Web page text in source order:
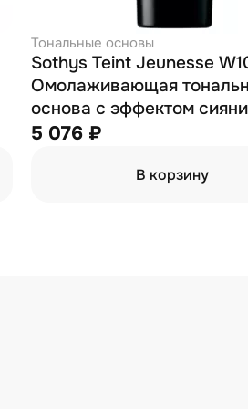
Тональные основы
Sothys Teint Jeunesse
Омолаживающая
основа с эффектом
оттенок "слоновая кость"
5 076 ₽
В корзину